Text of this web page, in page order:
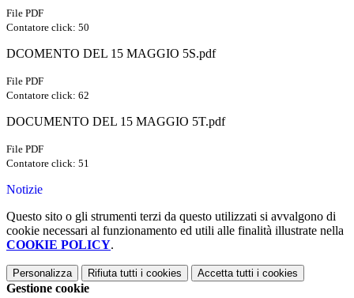
File PDF
Contatore click: 50
DCOMENTO DEL 15 MAGGIO 5S.pdf
File PDF
Contatore click: 62
DOCUMENTO DEL 15 MAGGIO 5T.pdf
File PDF
Contatore click: 51
Notizie
Questo sito o gli strumenti terzi da questo utilizzati si avvalgono di
cookie necessari al funzionamento ed utili alle finalità illustrate nella
COOKIE POLICY.
Personalizza Rifiuta tutti i cookies Accetta tutti i cookies
Gestione cookie